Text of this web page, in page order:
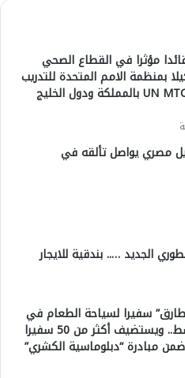
مؤثرا في القطاع الصحي
بمنظمة الامم المتحدة للتدريب
والاعلام ال UN MTC بالمملكة ودول الخليج
مصري يواصل تألقه في
الجديد ….. بندقية للايجار
سفيرا لسياحة الطعام في
الشرق الأوسط.. ويستضيف أكثر من 50 سفيرا
مبادرة “دبلوماسية الكشري”